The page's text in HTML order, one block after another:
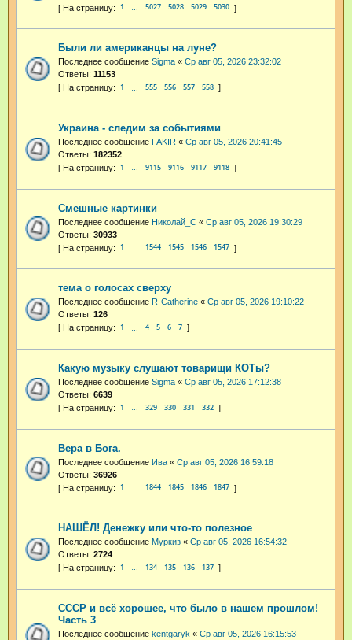
1 5027 5028 5029 5030
Были ли американцы на луне?
Последнее сообщение Sigma « Ср авг 05, 2026 23:32:02
Ответы: 11153
1 555 556 557 558
Украина - следим за событиями
Последнее сообщение FAKIR « Ср авг 05, 2026 20:41:45
Ответы: 182352
1 … 9115 9116 9117 9118
Смешные картинки
Последнее сообщение Николай_С « Ср авг 05, 2026 19:30:29
Ответы: 30933
1 1544 1545 1546 1547
тема о голосах сверху
Последнее сообщение R-Catherine « Ср авг 05, 2026 19:10:22
Ответы: 126
1 4 5 6 7
Какую музыку слушают товарищи КОТы?
Последнее сообщение Sigma « Ср авг 05, 2026 17:12:38
Ответы: 6639
1 … 329 330 331 332
Вера в Бога.
Последнее сообщение Ива « Ср авг 05, 2026 16:59:18
Ответы: 36926
1 1844 1845 1846 1847
НАШЁЛ! Денежку или что-то полезное
Последнее сообщение Муркиз « Ср авг 05, 2026 16:54:32
Ответы: 2724
1 … 134 135 136 137
СССР и всё хорошее, что было в нашем прошлом!
Часть 3
Последнее сообщение kentgaryk « Ср авг 05, 2026 16:15:53